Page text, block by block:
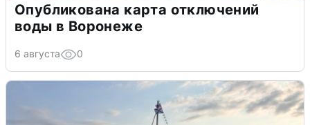
Опубликована карта отключений
воды в Воронеже
6 августа 0